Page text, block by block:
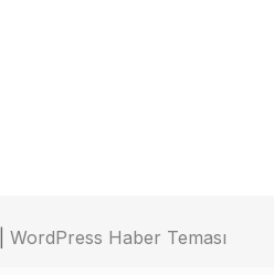
WordPress Haber Teması